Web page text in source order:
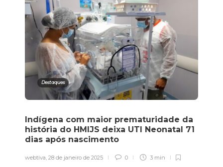
Destaques
Indígena com maior prematuridade da
história do HMIJS deixa UTI Neonatal 71
dias após nascimento
webtiva, 28 de janeiro de 2025 0 3 min